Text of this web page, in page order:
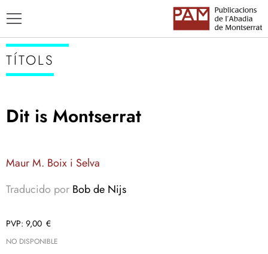
ENSENYAMENT CATALÀ
TÍTOLS
Dit is Montserrat
Maur M. Boix i Selva
Traducido por Bob de Nijs
9,00 €
NO DISPONIBLE